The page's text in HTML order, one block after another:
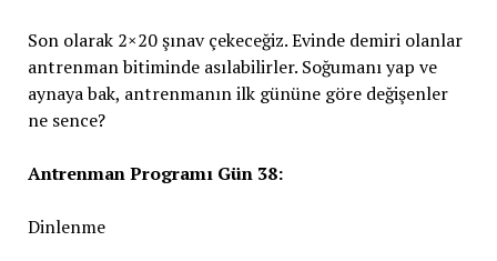
Son olarak 2×20 şınav çekeceğiz. Evinde demiri olanlar
antrenman bitiminde asılabilirler. Soğumanı yap ve
aynaya bak, antrenmanın ilk gününe göre değişenler
ne sence?
Antrenman Programı Gün 38:
Dinlenme